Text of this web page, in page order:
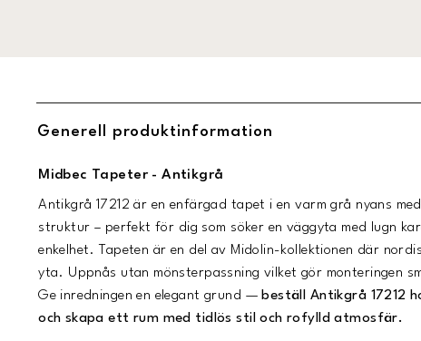
Generell produktinformation
Midbec Tapeter - Antikgrå
Antikgrå 17212 är en enfärgad tapet i en varm grå nyans
struktur – perfekt för dig som söker en väggyta med lugn
enkelhet. Tapeten är en del av Midolin-kollektionen där
yta. Upp­nås utan mönsterpassning vilket gör monteringen
Ge inredningen en elegant grund — beställ Antikgrå 17212
och skapa ett rum med tidlös stil och rofylld atmosfär.